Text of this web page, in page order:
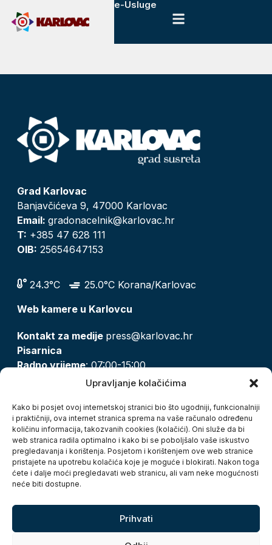
Upravljanje kolačićima
Kako bi posjet ovoj internetskoj stranici bio što ugodniji, funkcionalniji
i praktičniji, ova internet stranica sprema na vaše računalo određenu
količinu informacija, takozvanih cookies (kolačići). Oni služe da bi
web stranica radila optimalno i kako bi se poboljšalo vaše iskustvo
pregledavanja i korištenja. Posjetom i korištenjem ove web stranice
pristajete na upotrebu kolačića koje je moguće i blokirati. Nakon toga
ćete i dalje moći pregledavati web stranicu, ali vam neke mogućnosti
neće biti dostupne.
Prihvati
e-Usluge
Grad Karlovac
Banjavčićeva 9, 47000 Karlovac
Email: gradonacelnik@karlovac.hr
T: +385 47 628 111
OIB: 25654647153
24.3°C
25.0°C Korana/Karlovac
Web kamere u Karlovcu
Kontakt za medije press@karlovac.hr
Pisarnica
Radno vrijeme: 07:00-15:00
pisarnica@karlovac.hr
Zaštita osobnih podataka
Pristup informacijama
Kolačići
Izjava o pristupačnosti
Turistička zajednica grada Karlovca